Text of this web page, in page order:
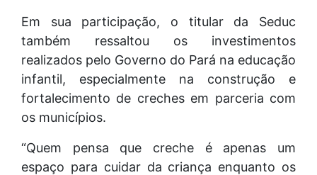
Em sua participação, o titular da Seduc
também ressaltou os investimentos
realizados pelo Governo do Pará na educação
infantil, especialmente na construção e
fortalecimento de creches em parceria com
os municípios.
“Quem pensa que creche é apenas um
espaço para cuidar da criança enquanto os